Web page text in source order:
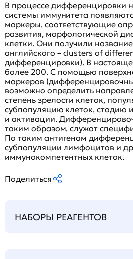
В процессе дифференцировки
системы иммунитета
маркеры, соответствующие
развития, морфологической
клетки. Они получили
английского – clusters of
дифференцировки). В
более 200. С помощью
маркеров
возможно определить
степень зрелости клеток,
субпопуляцию клеток, стадию
и активации.
таким образом, служат
По таким антигенам
субпопуляции лимфоцитов и
иммунокомпетентных клеток.
Поделиться
НАБОРЫ РЕАГЕНТОВ